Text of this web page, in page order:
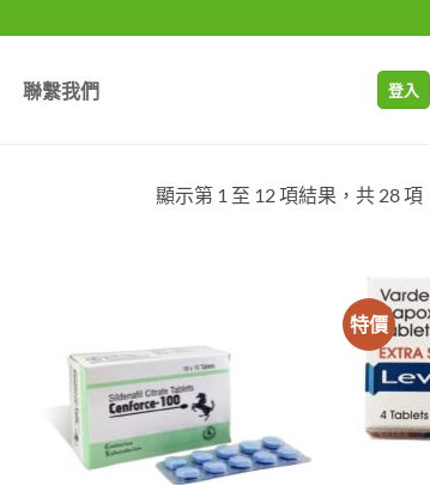
聯繫我們 登入
顯示第 1 至 12 項結果，共 28 項
特價